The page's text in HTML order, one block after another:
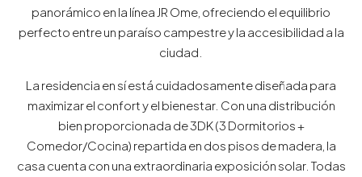
panorámico en la línea JR Ome, ofreciendo el equilibrio
perfecto entre un paraíso campestre y la accesibilidad a la
ciudad.
La residencia en sí está cuidadosamente diseñada para
maximizar el confort y el bienestar. Con una distribución
bien proporcionada de 3DK (3 Dormitorios +
Comedor/Cocina) repartida en dos pisos de madera, la
casa cuenta con una extraordinaria exposición solar. Todas